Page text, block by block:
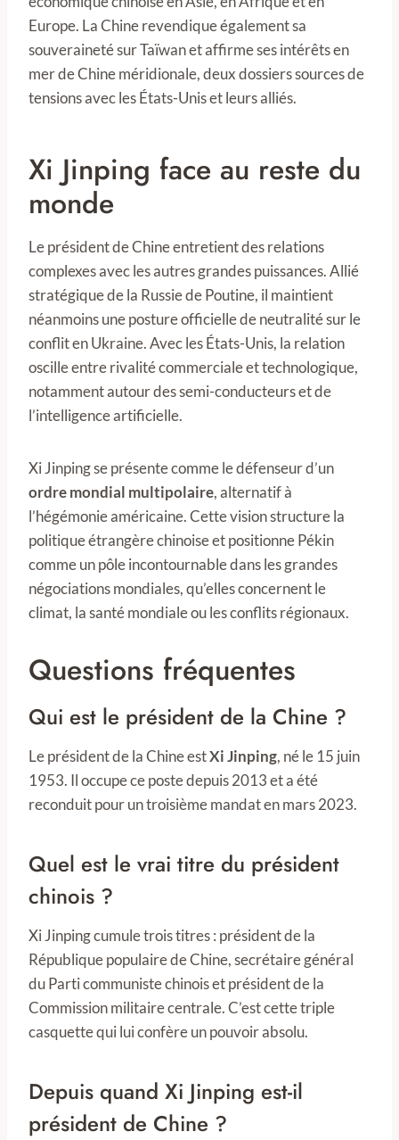
Europe. La Chine revendique également sa
souveraineté sur Taïwan et affirme ses intérêts en
mer de Chine méridionale, deux dossiers sources de
tensions avec les États-Unis et leurs alliés.
Xi Jinping face au reste du
monde
Le président de Chine entretient des relations
complexes avec les autres grandes puissances. Allié
stratégique de la Russie de Poutine, il maintient
néanmoins une posture officielle de neutralité sur le
conflit en Ukraine. Avec les États-Unis, la relation
oscille entre rivalité commerciale et technologique,
notamment autour des semi-conducteurs et de
l’intelligence artificielle.
Xi Jinping se présente comme le défenseur d’un
ordre mondial multipolaire, alternatif à
l’hégémonie américaine. Cette vision structure la
politique étrangère chinoise et positionne Pékin
comme un pôle incontournable dans les grandes
négociations mondiales, qu’elles concernent le
climat, la santé mondiale ou les conflits régionaux.
Questions fréquentes
Qui est le président de la Chine ?
Le président de la Chine estXi Jinping, né le 15 juin
1953. Il occupe ce poste depuis 2013 et a été
reconduit pour un troisième mandat en mars 2023.
Quel est le vrai titre du président
chinois ?
Xi Jinping cumule trois titres : président de la
République populaire de Chine, secrétaire général
du Parti communiste chinois et président de la
Commission militaire centrale. C’est cette triple
casquette qui lui confère un pouvoir absolu.
Depuis quand Xi Jinping est-il
président de Chine ?